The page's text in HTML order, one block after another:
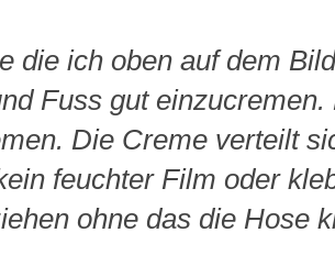
die ich oben auf dem
Fuss gut
Die Creme verteilt
feuchter Film oder
ohne das die Hose